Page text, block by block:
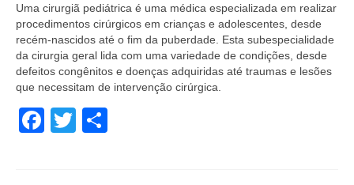
Uma cirurgiã pediátrica é uma médica especializada em realizar
procedimentos cirúrgicos em crianças e adolescentes, desde
recém-nascidos até o fim da puberdade. Esta subespecialidade
da cirurgia geral lida com uma variedade de condições, desde
defeitos congênitos e doenças adquiridas até traumas e lesões
que necessitam de intervenção cirúrgica.
Facebook
Twitter